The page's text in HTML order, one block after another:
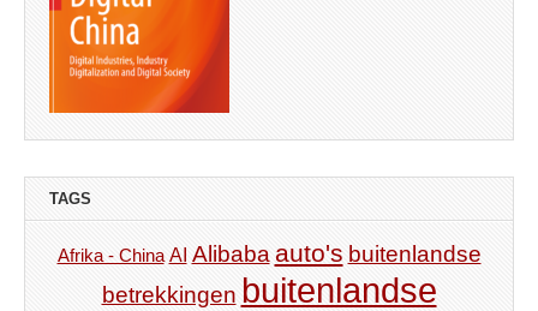
TAGS
Afrika - China AI Alibaba auto's buitenlandse
betrekkingen buitenlandse